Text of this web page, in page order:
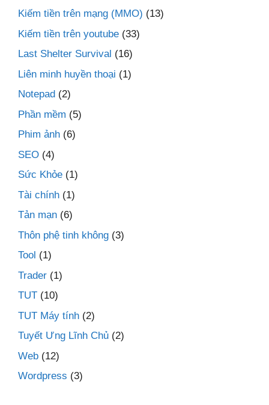
Kiếm tiền trên mạng (MMO) (13)
Kiếm tiền trên youtube (33)
Last Shelter Survival (16)
Liên minh huyền thoại (1)
Notepad (2)
Phần mềm (5)
Phim ảnh (6)
SEO (4)
Sức Khỏe (1)
Tài chính (1)
Tản mạn (6)
Thôn phệ tinh không (3)
Tool (1)
Trader (1)
TUT (10)
TUT Máy tính (2)
Tuyết Ưng Lĩnh Chủ (2)
Web (12)
Wordpress (3)